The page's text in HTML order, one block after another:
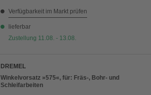
Verfügbarkeit im Markt prüfen
lieferbar
Zustellung 11.08. - 13.08.
DREMEL
Winkelvorsatz »575«, für: Fräs-, Bohr- und
Schleifarbeiten